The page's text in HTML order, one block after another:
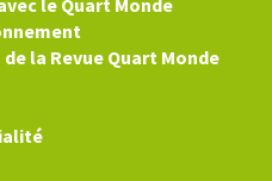
le Quart Monde
la Revue Quart Monde